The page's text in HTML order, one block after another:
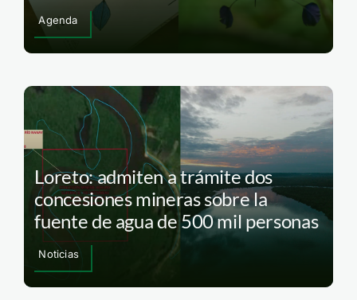
Agenda
Loreto: admiten a trámite dos
concesiones mineras sobre la
fuente de agua de 500 mil personas
Noticias